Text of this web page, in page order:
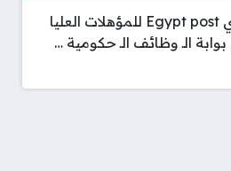
وظائف البريد المصري Egypt post للمؤهلات العليا
الـ وظائف الـ حكومية …